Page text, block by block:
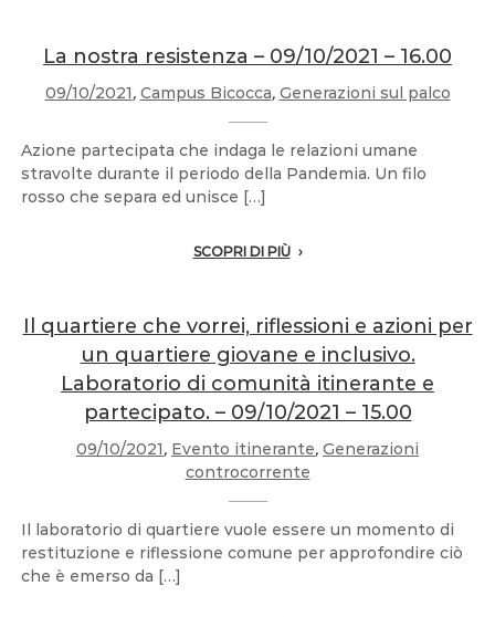
La nostra resistenza – 09/10/2021 – 16.00
09/10/2021, Campus Bicocca, Generazioni sul palco
Azione partecipata che indaga le relazioni umane
stravolte durante il periodo della Pandemia. Un filo
rosso che separa ed unisce […]
SCOPRI DI PIÙ
Il quartiere che vorrei, riflessioni e azioni per
un quartiere giovane e inclusivo.
Laboratorio di comunità itinerante e
partecipato. – 09/10/2021 – 15.00
09/10/2021, Evento itinerante, Generazioni
controcorrente
Il laboratorio di quartiere vuole essere un momento di
restituzione e riflessione comune per approfondire ciò
che è emerso da […]